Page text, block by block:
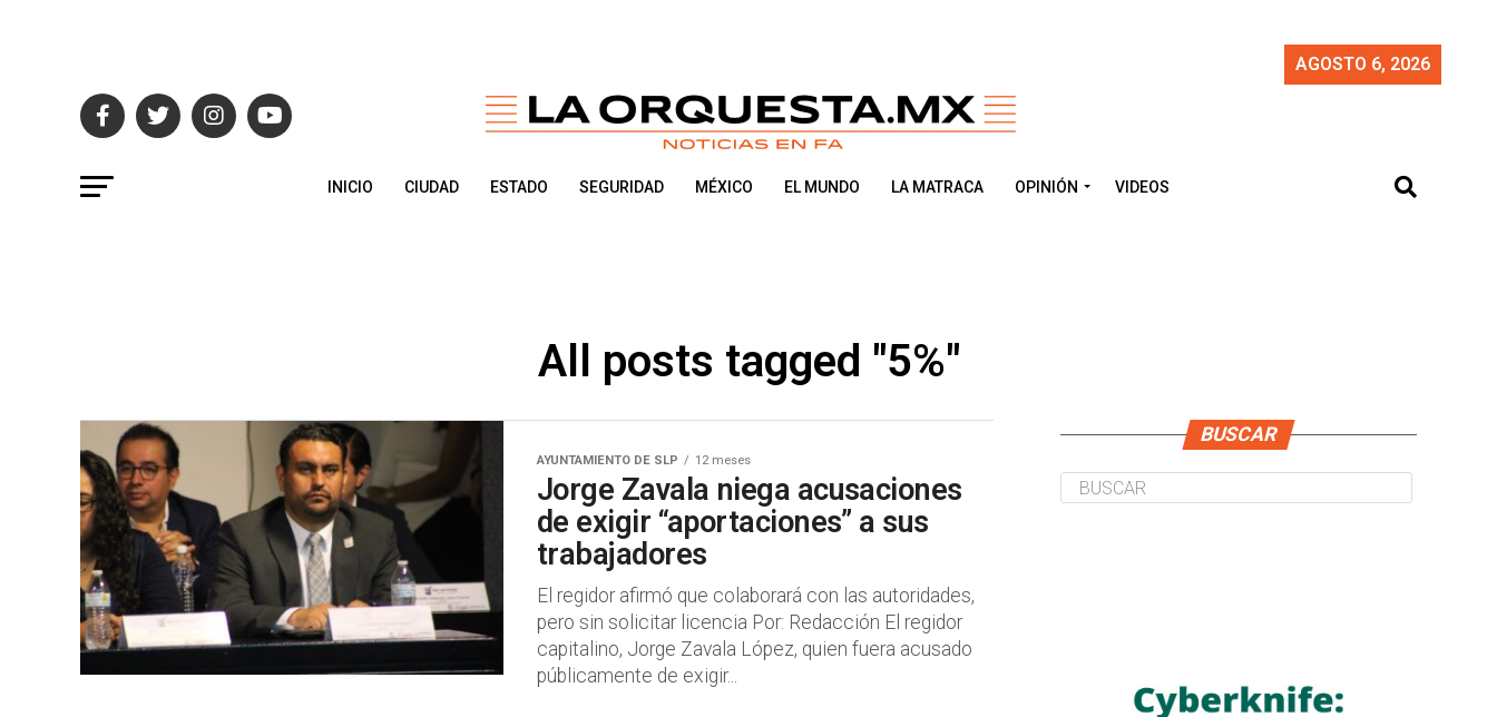
AGOSTO 6, 2026
INICIO CIUDAD ESTADO SEGURIDAD MÉXICO EL MUNDO LA MATRACA OPINIÓN VIDEOS
All posts tagged "5%"
AYUNTAMIENTO DE SLP 12 meses
Jorge Zavala niega acusaciones
de exigir “aportaciones” a sus
trabajadores
El regidor afirmó que colaborará con las autoridades,
pero sin solicitar licencia Por: Redacción El regidor
capitalino, Jorge Zavala López, quien fuera acusado
públicamente de exigir...
BUSCAR